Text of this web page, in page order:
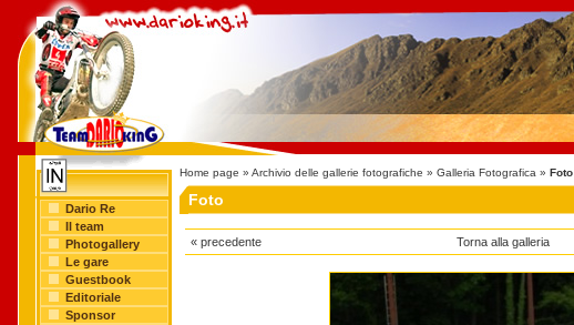
Dario Re
Il team
Photogallery
Le gare
Guestbook
Editoriale
Sponsor
Home page » Archivio delle gallerie fotografiche » Galleria Fotografica » Foto
Foto
« precedente Torna alla galleria